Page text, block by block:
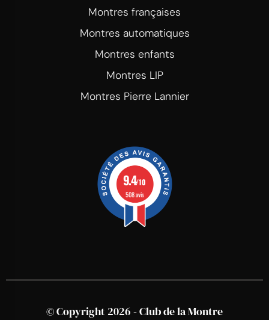
Montres françaises
Montres automatiques
Montres enfants
Montres LIP
Montres Pierre Lannier
9.4/10
508 avis
© Copyright 2026 - Club de la Montre